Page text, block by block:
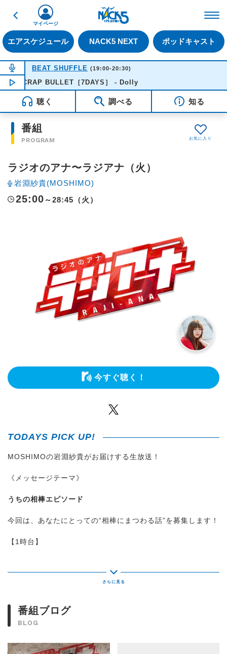
戻る
エアスケジュール NACK5 NEXT ポッドキャスト
マイページ
NOW ON AIR
BEAT SHUFFLE (19:00-20:30)
NOW PLAYING 20:21
SCRAP BULLET［7DAYS］ - Dolly
聴く 調べる 知る
番組
PROGRAM
ラジオのアナ〜ラジアナ（火）
岩淵紗貴(MOSHIMO)
25:00 ～28:45（火）
今すぐ聴く！
TODAYS PICK UP!
MOSHIMOの岩淵紗貴がお届けする生放送！
《メッセージテーマ》
うちの相棒エピソード
今回は、あなたにとっての“相棒にまつわる話”を募集します！
【1時台】
あなたからの新人アーティストのご推薦もお待ちしていま
《1時40分》
番組ブログ
BLOG